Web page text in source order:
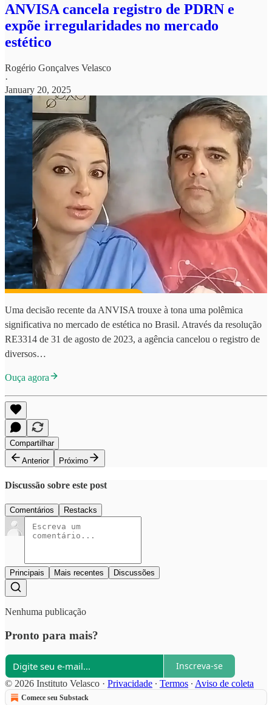
ANVISA cancela registro de PDRN e
expõe irregularidades no mercado
estético
Rogério Gonçalves Velasco
·
January 20, 2025
Uma decisão recente da ANVISA trouxe à tona uma polêmica
significativa no mercado de estética no Brasil. Através da resolução
RE3314 de 31 de agosto de 2023, a agência cancelou o registro de
diversos…
Ouça agora
Compartilhar
Anterior
Próximo
Discussão sobre este post
Comentários Restacks
Principais Mais recentes Discussões
Nenhuma publicação
Pronto para mais?
Inscreva-se
© 2026 Instituto Velasco · Privacidade ∙ Termos ∙ Aviso de coleta
Comece seu Substack